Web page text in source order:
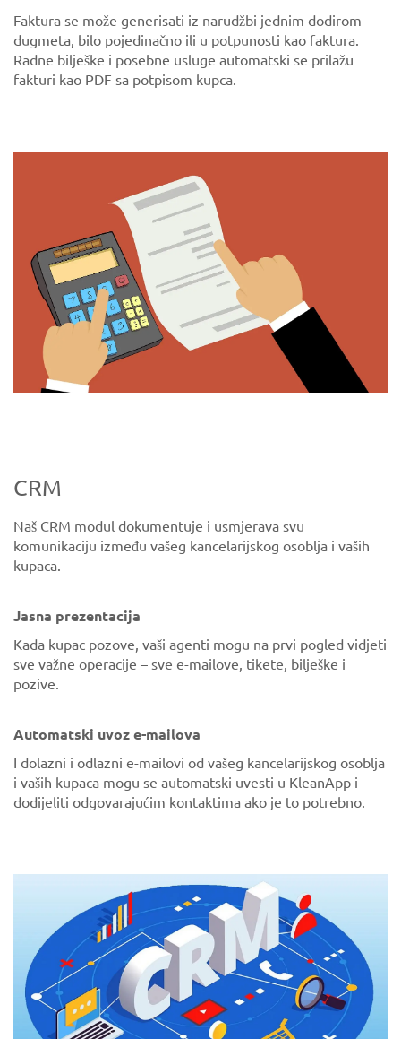
Faktura se može generisati iz narudžbi jednim dodirom
dugmeta, bilo pojedinačno ili u potpunosti kao faktura.
Radne bilješke i posebne usluge automatski se prilažu
fakturi kao PDF sa potpisom kupca.
CRM
Naš CRM modul dokumentuje i usmjerava svu
komunikaciju između vašeg kancelarijskog osoblja i vaših
kupaca.
Jasna prezentacija
Kada kupac pozove, vaši agenti mogu na prvi pogled vidjeti
sve važne operacije – sve e-mailove, tikete, bilješke i
pozive.
Automatski uvoz e-mailova
I dolazni i odlazni e-mailovi od vašeg kancelarijskog osoblja
i vaših kupaca mogu se automatski uvesti u KleanApp i
dodijeliti odgovarajućim kontaktima ako je to potrebno.